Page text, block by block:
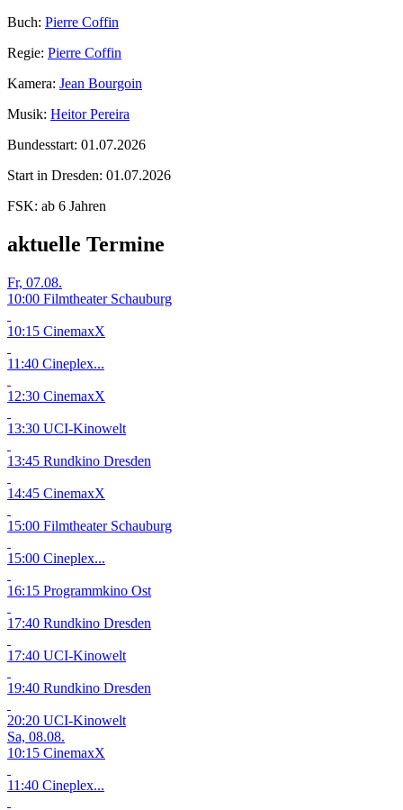
Buch: Pierre Coffin
Regie: Pierre Coffin
Kamera: Jean Bourgoin
Musik: Heitor Pereira
Bundesstart: 01.07.2026
Start in Dresden: 01.07.2026
FSK: ab 6 Jahren
aktuelle Termine
Fr, 07.08.
10:00 Filmtheater Schauburg
10:15 CinemaxX
11:40 Cineplex...
12:30 CinemaxX
13:30 UCI-Kinowelt
13:45 Rundkino Dresden
14:45 CinemaxX
15:00 Filmtheater Schauburg
15:00 Cineplex...
16:15 Programmkino Ost
17:40 Rundkino Dresden
17:40 UCI-Kinowelt
19:40 Rundkino Dresden
20:20 UCI-Kinowelt
Sa, 08.08.
10:15 CinemaxX
11:40 Cineplex...